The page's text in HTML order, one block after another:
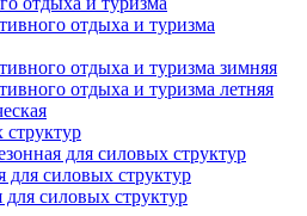
отдыха и туризма
отдыха и туризма зимняя
отдыха и туризма летняя
для силовых структур
для силовых структур
силовых структур